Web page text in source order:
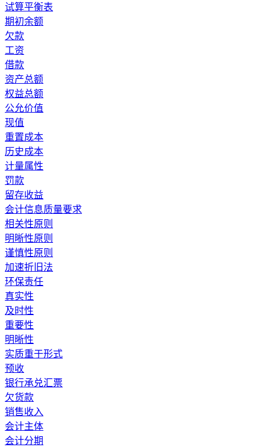
试算平衡表
期初余额
欠款
工资
借款
资产总额
权益总额
公允价值
现值
重置成本
历史成本
计量属性
罚款
留存收益
会计信息质量要求
相关性原则
明晰性原则
谨慎性原则
加速折旧法
环保责任
真实性
及时性
重要性
明晰性
实质重于形式
预收
银行承兑汇票
欠货款
销售收入
会计主体
会计分期